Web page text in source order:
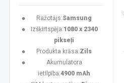
Ražotājs:Samsung
Izšķirtspēja:1080 x 2340
pikseļi
Produkta krāsa:Zils
Akumulatora
ietilpība:4900 mAh